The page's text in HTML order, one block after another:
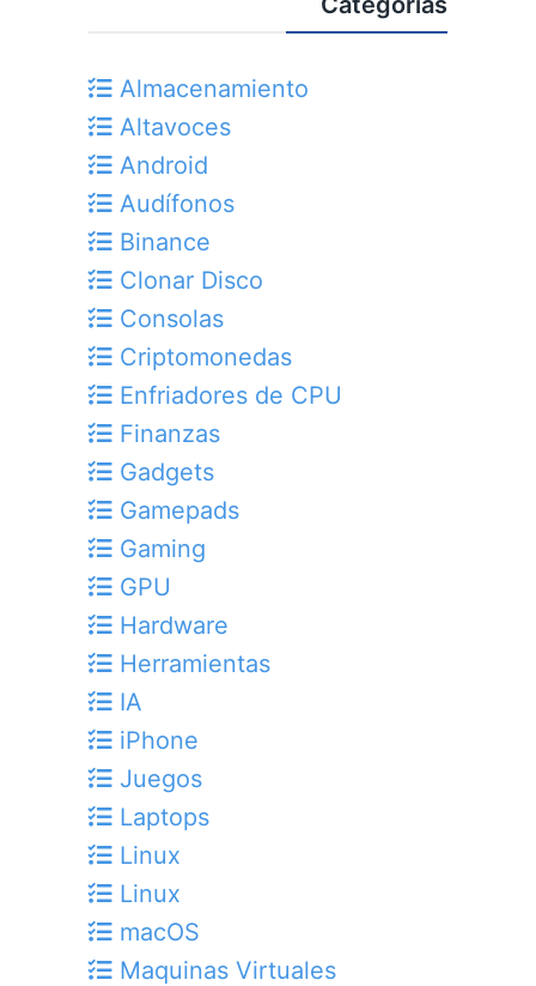
Almacenamiento
Altavoces
Android
Audífonos
Binance
Clonar Disco
Consolas
Criptomonedas
Enfriadores de CPU
Finanzas
Gadgets
Gamepads
Gaming
GPU
Hardware
Herramientas
IA
iPhone
Juegos
Laptops
Linux
Linux
macOS
Maquinas Virtuales